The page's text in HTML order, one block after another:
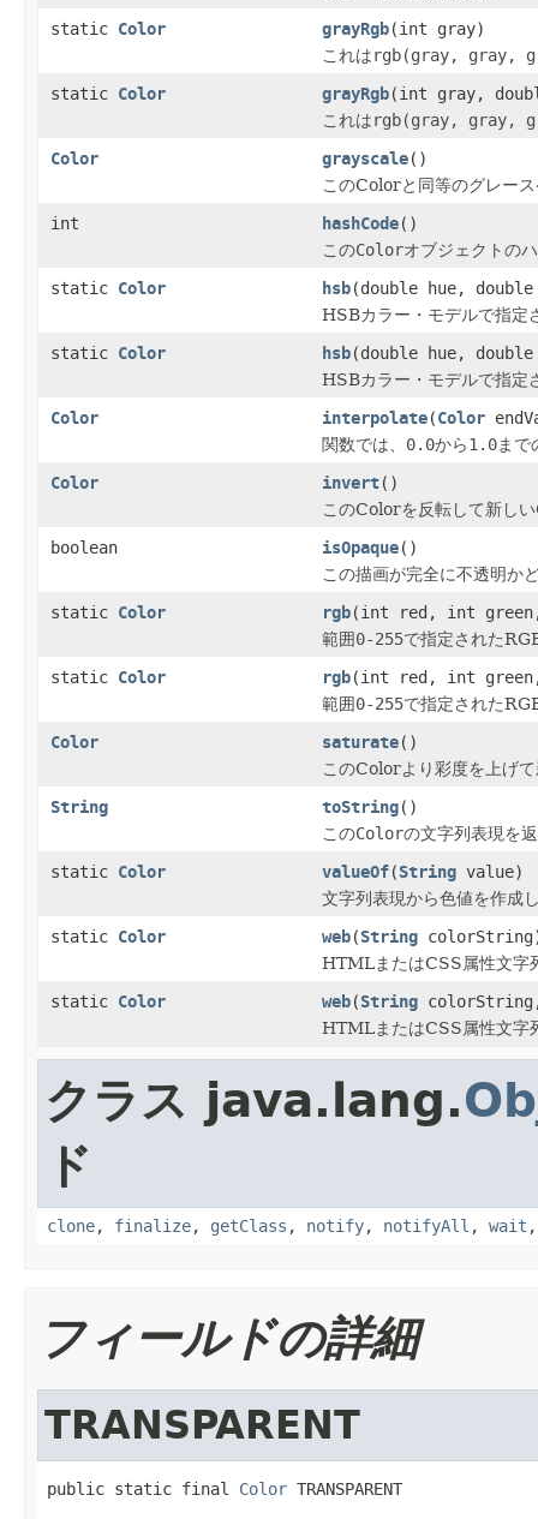
static Color grayRgb(int gray)
これはrgb(gray, gray,
static Color grayRgb(int gray,
これはrgb(gray, gray,
Color
grayscale()
このColorと同等のグレー
int hashCode()
このColorオブジェクトの
static Color hsb(double hue,
HSBカラー・モデルで指定
static Color hsb(double hue,
HSBカラー・モデルで指定
Color interpolate(Color
関数では、 0.0から1.0まで
Color invert()
このColorを反転して新し
boolean isOpaque()
この描画が完全に不透明か
static Color rgb(int red, int
範囲0-255で指定された
static Color rgb(int red, int
範囲0-255で指定された
Color saturate()
このColorより彩度を上げ
String toString()
このColorの文字列表現を
static Color valueOf(String value)
文字列表現から色値を作成
static Color web(String
HTMLまたはCSS属性文字
static Color web(String
HTMLまたはCSS属性文字
クラス java.lang.
ド
clone, finalize, getClass , notify, notifyAll , wait
フィールドの詳細
TRANSPARENT
public static final Color TRANSPARENT